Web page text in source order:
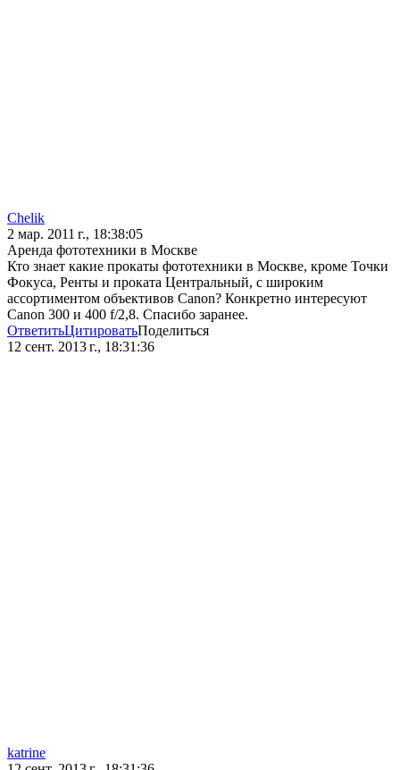
Chelik
2 мар. 2011 г., 18:38:05
Аренда фототехники в Москве
Кто знает какие прокаты фототехники в Москве, кроме Точки
Фокуса, Ренты и проката Центральный, с широким
ассортиментом объективов Canon? Конкретно интересуют
Canon 300 и 400 f/2,8. Спасибо заранее.
ОтветитьЦитироватьПоделиться
12 сент. 2013 г., 18:31:36
katrine